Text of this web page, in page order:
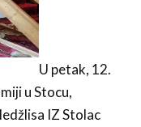
U petak, 12.
u Stocu,
IZ Stolac